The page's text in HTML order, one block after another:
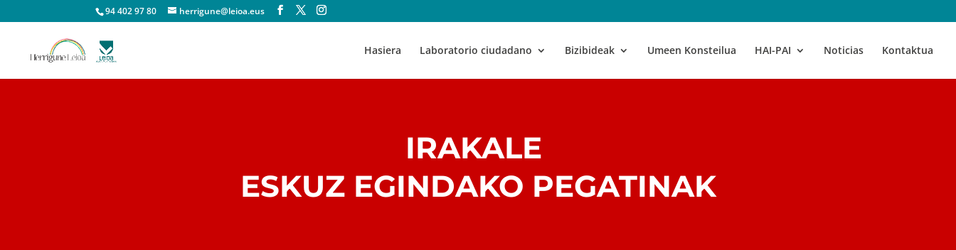
94 402 97 80 herrigune@leioa.eus
Hasiera Laboratorio ciudadano Bizibideak Umeen Konsteilua HAI-PAI Noticias Kontaktua
IRAKALE
ESKUZ EGINDAKO PEGATINAK